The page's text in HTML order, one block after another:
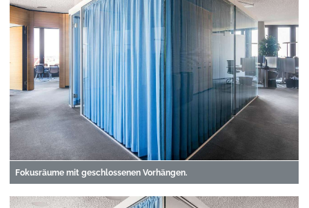
Fokusräume mit geschlossenen Vorhängen.